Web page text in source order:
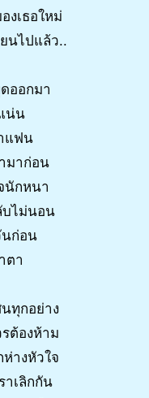
งเธอใหม่
นไปแล้ว..
ออกมา
น่น
แฟน
มาก่อน
นักหนา
บไม่นอน
นก่อน
ตา
ทุกอย่าง
ต้องห้าม
างหัวใจ
าเลิกกัน